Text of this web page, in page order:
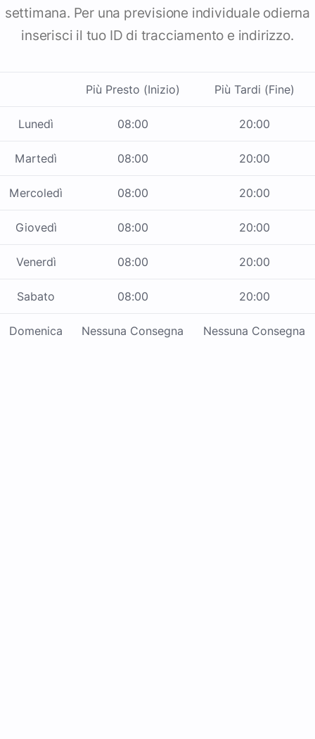
settimana. Per una previsione individuale odierna
inserisci il tuo ID di tracciamento e indirizzo.
Più Presto (Inizio) Più Tardi (Fine)
Lunedì 08:00 20:00
Martedì 08:00 20:00
Mercoledì 08:00 20:00
Giovedì 08:00 20:00
Venerdì 08:00 20:00
Sabato 08:00 20:00
Domenica Nessuna Consegna Nessuna Consegna